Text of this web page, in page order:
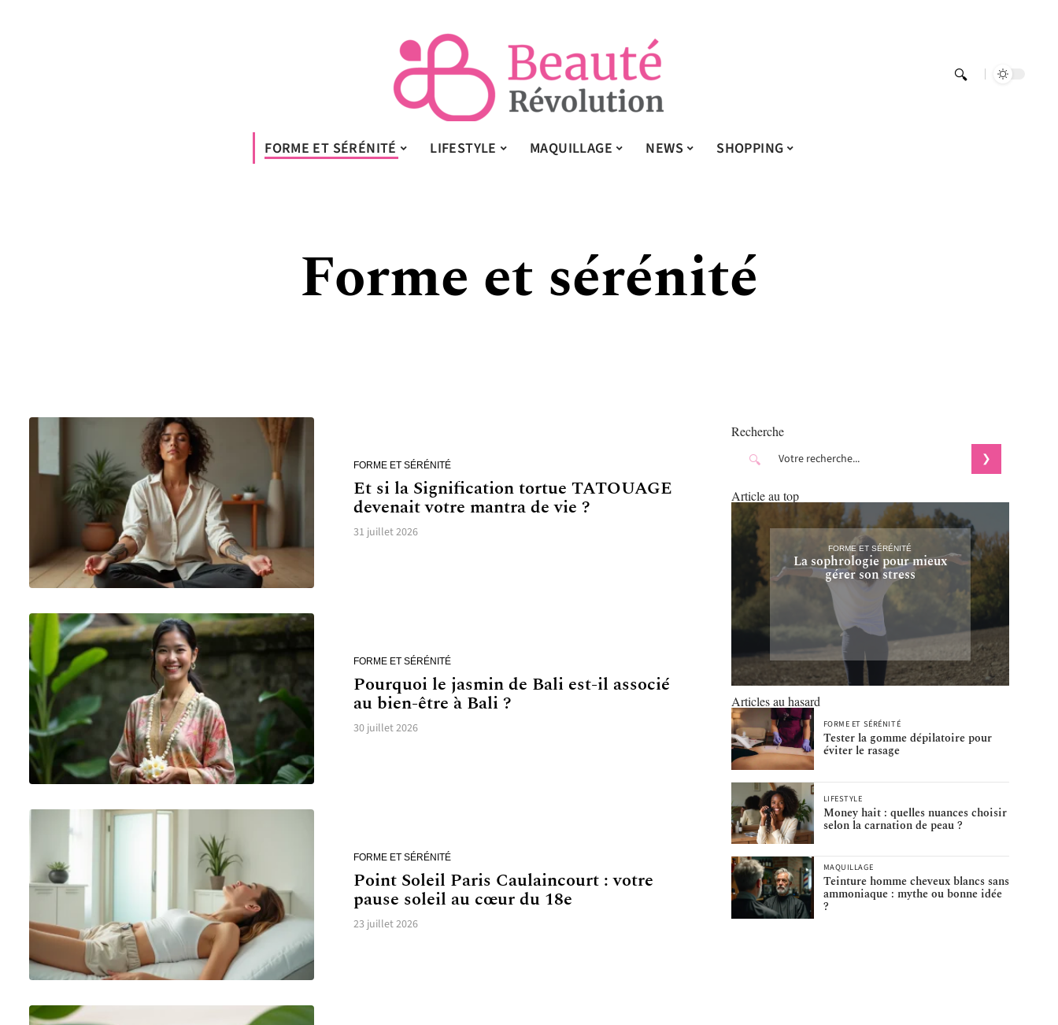
FORME ET SÉRÉNITÉ LIFESTYLE MAQUILLAGE NEWS SHOPPING
Forme et sérénité
FORME ET SÉRÉNITÉ
Et si la Signification tortue TATOUAGE
devenait votre mantra de vie ?
31 juillet 2026
FORME ET SÉRÉNITÉ
Pourquoi le jasmin de Bali est-il associé
au bien-être à Bali ?
30 juillet 2026
FORME ET SÉRÉNITÉ
Point Soleil Paris Caulaincourt : votre
pause soleil au cœur du 18e
23 juillet 2026
Recherche
Article au top
FORME ET SÉRÉNITÉ
La sophrologie pour mieux
gérer son stress
Articles au hasard
FORME ET SÉRÉNITÉ
Tester la gomme dépilatoire pour
éviter le rasage
LIFESTYLE
Money hait : quelles nuances choisir
selon la carnation de peau ?
MAQUILLAGE
Teinture homme cheveux blancs sans
ammoniaque : mythe ou bonne idée
?